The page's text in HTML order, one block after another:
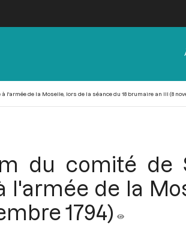
de la Moselle, lors de la séance du 18 brumaire an III (8
du comité de
de la
1794)